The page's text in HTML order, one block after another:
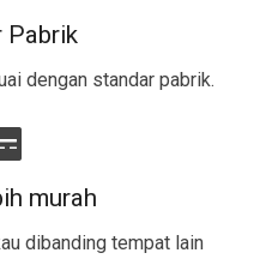
Pabrik
dengan standar pabrik.
murah
dibanding tempat lain